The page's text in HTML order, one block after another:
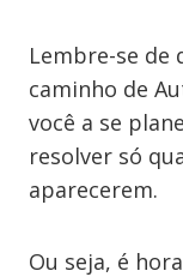
Lembre-se de
caminho de
você a se
resolver só
aparecerem.
Ou seja, é